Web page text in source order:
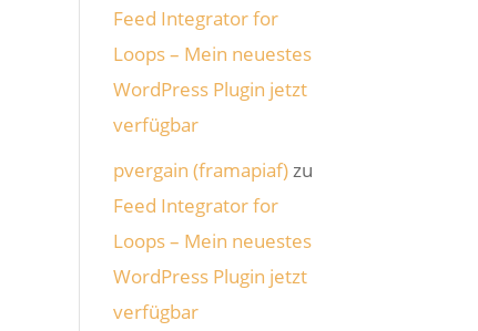
Feed Integrator for
Loops – Mein neuestes
WordPress Plugin jetzt
verfügbar
pvergain (framapiaf) zu
Feed Integrator for
Loops – Mein neuestes
WordPress Plugin jetzt
verfügbar